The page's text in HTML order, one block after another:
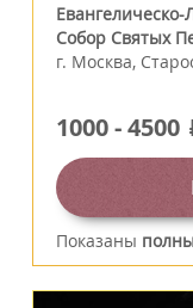
Собор Святых
г. Москва,
1000-4500
Показаны